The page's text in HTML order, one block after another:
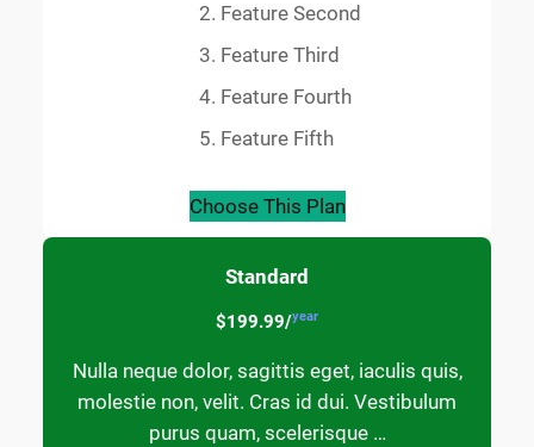
Feature Second
Feature Third
Feature Fourth
Feature Fifth
Choose This Plan
Standard
$199.99/year
Nulla neque dolor, sagittis eget, iaculis quis,
molestie non, velit. Cras id dui. Vestibulum
purus quam, scelerisque …